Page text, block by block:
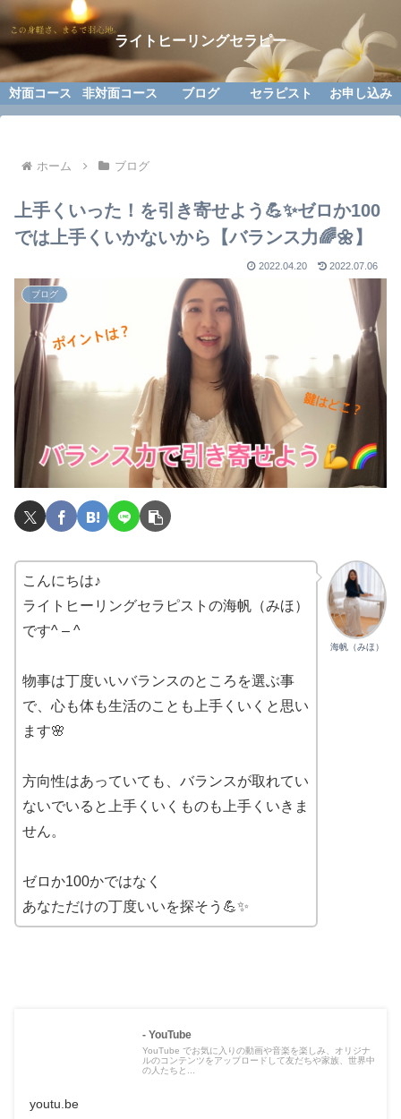
ライトヒーリングセラピー
対面コース 非対面コース ブログ セラピスト お申し込み
ホーム ブログ
上手くいった！を引き寄せよう💪✨ゼロか100
では上手くいかないから【バランス力🌈🌼】
2022.04.20 2022.07.06
ブログ
海帆（みほ）
こんにちは♪
ライトヒーリングセラピストの海帆（みほ）
です^ – ^
物事は丁度いいバランスのところを選ぶ事
で、心も体も生活のことも上手くいくと思い
ます🌸
方向性はあっていても、バランスが取れてい
ないでいると上手くいくものも上手くいきま
せん。
ゼロか100かではなく
あなただけの丁度いいを探そう💪✨
- YouTube
YouTube でお気に入りの動画や音楽を楽しみ、オリジナ
ルのコンテンツをアップロードして友だちや家族、世界中
の人たちと...
youtu.be